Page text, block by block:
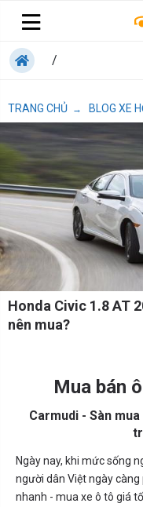
/
TRANG CHỦ → BLOG XE
Honda Civic 1.8 AT
nên mua?
Mua bán
Carmudi - Sàn
Ngày nay, khi mức sống
người dân Việt ngày
nhanh - mua xe ô tô giá